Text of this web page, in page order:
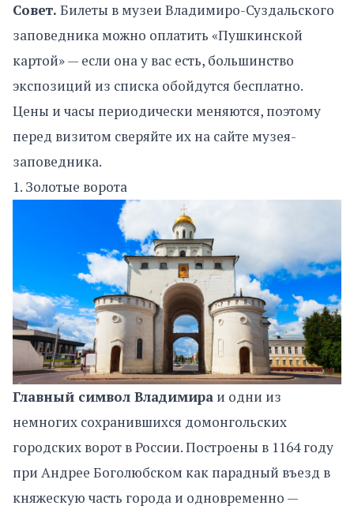
Совет. Билеты в музеи Владимиро-Суздальского
заповедника можно оплатить «Пушкинской
картой» — если она у вас есть, большинство
экспозиций из списка обойдутся бесплатно.
Цены и часы периодически меняются, поэтому
перед визитом сверяйте их на сайте музея-
заповедника.
1. Золотые ворота
Главный символ Владимира и одни из
немногих сохранившихся домонгольских
городских ворот в России. Построены в 1164 году
при Андрее Боголюбском как парадный въезд в
княжескую часть города и одновременно —